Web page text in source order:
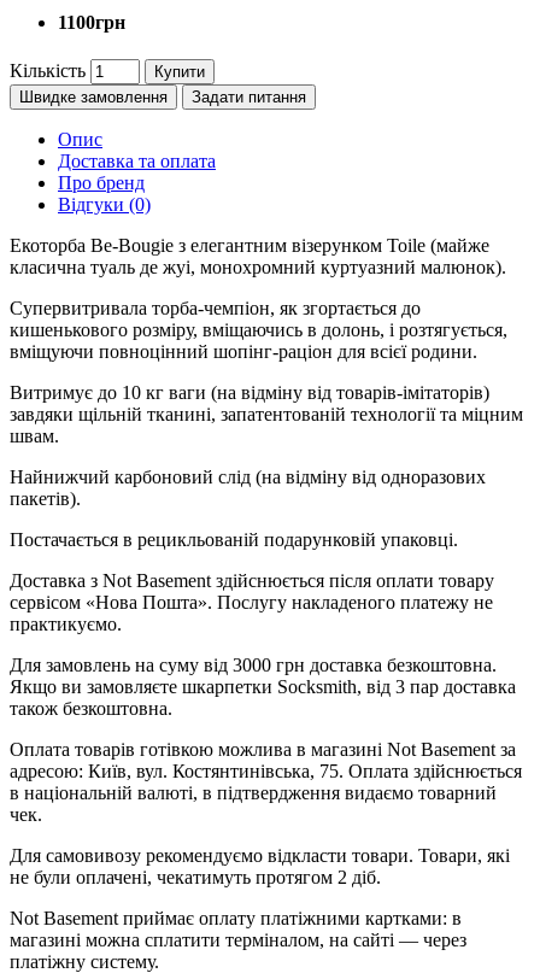
1100грн
Кількість
Купити
Швидке замовлення
Задати питання
Опис
Доставка та оплата
Про бренд
Відгуки (0)
Екоторба Be-Bougie з елегантним візерунком Toile (майже
класична туаль де жуі, монохромний куртуазний малюнок).
Супервитривала торба-чемпіон, як згортається до
кишенькового розміру, вміщаючись в долонь, і розтягується,
вміщуючи повноцінний шопінг-раціон для всієї родини.
Витримує до 10 кг ваги (на відміну від товарів-імітаторів)
завдяки щільній тканині, запатентованій технології та міцним
швам.
Найнижчий карбоновий слід (на відміну від одноразових
пакетів).
Постачається в рецикльованій подарунковій упаковці.
Доставка з Not Basement здійснюється після оплати товару
сервісом «Нова Пошта». Послугу накладеного платежу не
практикуємо.
Для замовлень на суму від 3000 грн доставка безкоштовна.
Якщо ви замовляєте шкарпетки Socksmith, від 3 пар доставка
також безкоштовна.
Оплата товарів готівкою можлива в магазині Not Basement за
адресою: Київ, вул. Костянтинівська, 75. Оплата здійснюється
в національній валюті, в підтвердження видаємо товарний
чек.
Для самовивозу рекомендуємо відкласти товари. Товари, які
не були оплачені, чекатимуть протягом 2 діб.
Not Basement приймає оплату платіжними картками: в
магазині можна сплатити терміналом, на сайті — через
платіжну систему.